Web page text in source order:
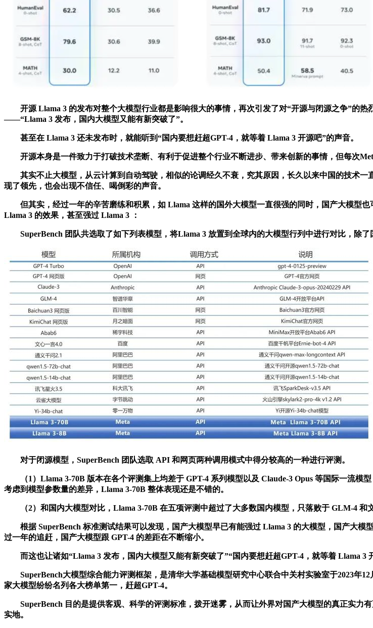
开源 Llama 3 的发布对整个大模型行业都是影响很大的事情，再次引发了对“开源与闭源之争”的热
——“Llama 3 发布，国内大模型又能有新突破了”。
甚至在 Llama 3 还未发布时，就能听到“国内要想赶超GPT-4，就等着 Llama 3 开源吧”的声音。
开源本身是一件致力于打破技术垄断、有利于促进整个行业不断进步、带来创新的事情，但每次
其实不止大模型，从云计算到自动驾驶，相似的论调经久不衰，究其原因，长久以来中国的技术一
现了领先，也会出现不信任、喝倒彩的声音。
但其实，经过一年的辛苦磨练和积累，如 Llama 这样的国外大模型一直很强的同时，国产大模型也
Llama 3 的效果，甚至强过 Llama 3 ：
SuperBench 团队共选取了如下列表模型，将Llama 3 放置到全球内的大模型行列中进行对比，除了
对于闭源模型，SuperBench 团队选取 API 和网页两种调用模式中得分较高的一种进行评测。
（1）Llama 3-70B 版本在各个评测集上均差于 GPT-4 系列模型以及 Claude-3 Opus 等国际一流模
考虑到模型参数量的差异，Llama 3-70B 整体表现还是不错的。
（2）和国内大模型对比，Llama 3-70B 在五项评测中超过了大多数国内模型，只落败于 GLM-4 和文
根据 SuperBench 标准测试结果可以发现，国产大模型早已有能强过 Llama 3 的大模型，国产大模
过一年的追赶，国产大模型跟 GPT-4 的差距在不断缩小。
而这也让诸如“Llama 3 发布，国内大模型又能有新突破了”“国内要想赶超GPT-4，就等着 Llama 3
SuperBench大模型综合能力评测框架，是清华大学基础模型研究中心联合中关村实验室于2023年
家大模型纷纷名列各大榜单第一，赶超GPT-4。
SuperBench 目的是提供客观、科学的评测标准，拨开迷雾，从而让外界对国产大模型的真正实力
实地。